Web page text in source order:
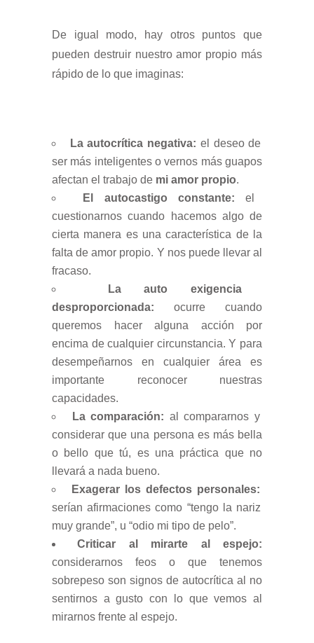
De igual modo, hay otros puntos que
pueden destruir nuestro amor propio más
rápido de lo que imaginas:
La autocrítica negativa: el deseo de
ser más inteligentes o vernos más guapos
afectan el trabajo de mi amor propio.
El autocastigo constante: el
cuestionarnos cuando hacemos algo de
cierta manera es una característica de la
falta de amor propio. Y nos puede llevar al
fracaso.
La auto exigencia
desproporcionada: ocurre cuando
queremos hacer alguna acción por
encima de cualquier circunstancia. Y para
desempeñarnos en cualquier área es
importante reconocer nuestras
capacidades.
La comparación: al compararnos y
considerar que una persona es más bella
o bello que tú, es una práctica que no
llevará a nada bueno.
Exagerar los defectos personales:
serían afirmaciones como “tengo la nariz
muy grande”, u “odio mi tipo de pelo”.
Criticar al mirarte al espejo:
considerarnos feos o que tenemos
sobrepeso son signos de autocrítica al no
sentirnos a gusto con lo que vemos al
mirarnos frente al espejo.